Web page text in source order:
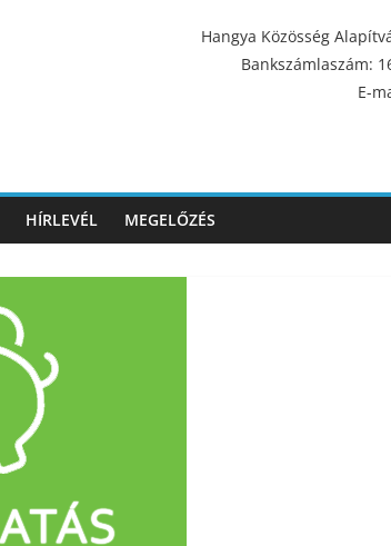
Hangya Közösség
Bankszámlaszám:
E-
HÍRLEVÉL MEGELŐZÉS